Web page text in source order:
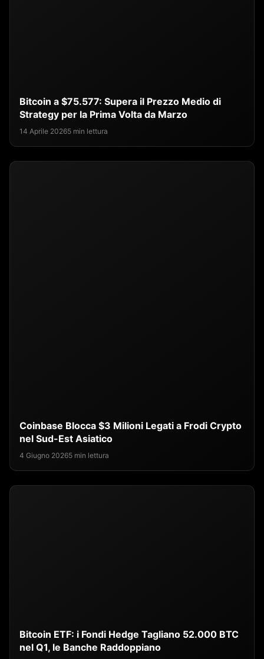
Bitcoin a $75.577: Supera il Prezzo Medio di
Strategy per la Prima Volta da Marzo
14 Aprile 20265 min lettura
Coinbase Blocca $3 Milioni Legati a Frodi Crypto
nel Sud-Est Asiatico
4 Giugno 20265 min lettura
Bitcoin ETF: i Fondi Hedge Tagliano 52.000 BTC
nel Q1, le Banche Raddoppiano